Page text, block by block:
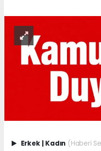
Erkek Kadın (Haberi